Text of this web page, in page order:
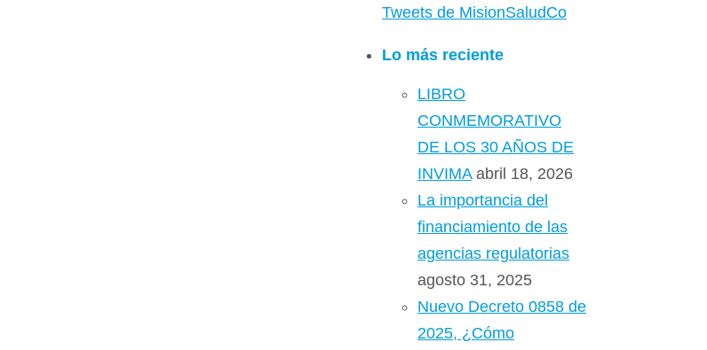
Tweets de MisionSaludCo
Lo más reciente
LIBRO
CONMEMORATIVO
DE LOS 30 AÑOS DE
INVIMA abril 18, 2026
La importancia del
financiamiento de las
agencias regulatorias
agosto 31, 2025
Nuevo Decreto 0858 de
2025, ¿Cómo